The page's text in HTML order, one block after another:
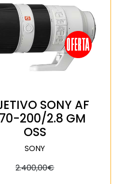
SONY AF
70-200/2.8 GM
OSS
SONY
2.400,00€